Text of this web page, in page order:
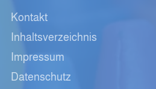
Kontakt
Inhaltsverzeichnis
Impressum
Datenschutz